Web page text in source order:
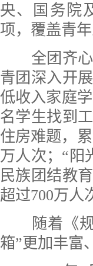
央、国务院
项，覆盖青
全团齐心
青团深入开
低收入家庭
名学生找到
住房难题，
万人次；“阳
民族团结教
超过700万
随着《规
箱”更加丰富